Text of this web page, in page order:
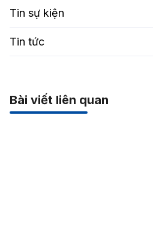
Tin sự kiện
Tin tức
Bài viết liên quan